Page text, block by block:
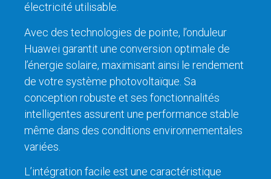
électricité utilisable.
Avec des technologies de pointe, l’onduleur
Huawei garantit une conversion optimale de
l’énergie solaire, maximisant ainsi le rendement
de votre système photovoltaïque. Sa
conception robuste et ses fonctionnalités
intelligentes assurent une performance stable
même dans des conditions environnementales
variées.
L’intégration facile est une caractéristique